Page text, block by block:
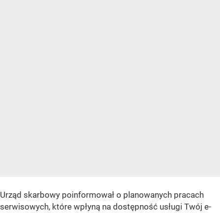
Urząd skarbowy poinformował o planowanych pracach
serwisowych, które wpłyną na dostępność usługi Twój e-